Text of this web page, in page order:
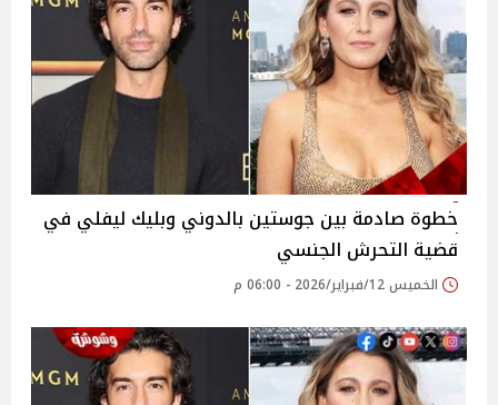
خطوة صادمة بين جوستين بالدوني وبليك ليفلي في
قضية التحرش الجنسي
الخميس 12/فبراير/2026 - 06:00 م